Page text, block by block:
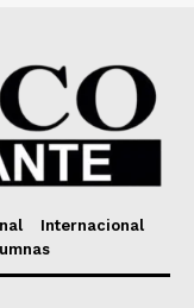
Internacional